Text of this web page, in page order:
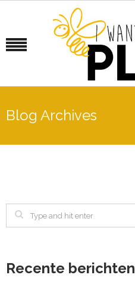
Blog Archives
Recente berichten